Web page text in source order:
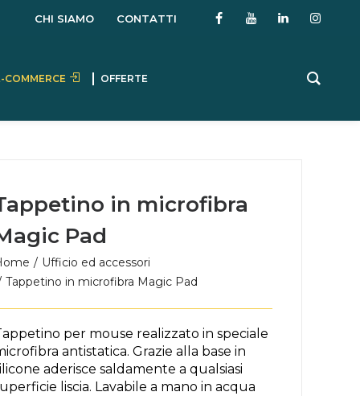
CHI SIAMO CONTATTI
COMMERCE OFFERTE
in microfibra
Pad
Ufficio ed accessori
Tappetino in microfibra Magic Pad
per mouse realizzato in speciale
antistatica. Grazie alla base in
aderisce saldamente a qualsiasi
liscia. Lavabile a mano in acqua